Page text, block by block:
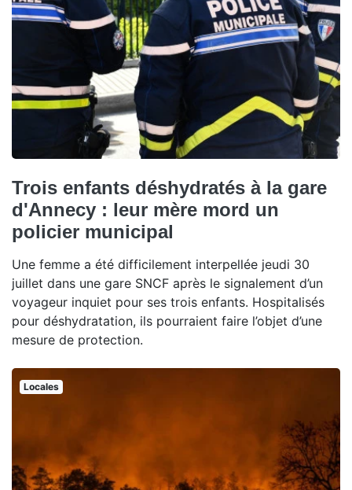
Trois enfants déshydratés à la gare
d'Annecy : leur mère mord un
policier municipal
Une femme a été difficilement interpellée jeudi 30
juillet dans une gare SNCF après le signalement d’un
voyageur inquiet pour ses trois enfants. Hospitalisés
pour déshydratation, ils pourraient faire l’objet d’une
mesure de protection.
Locales